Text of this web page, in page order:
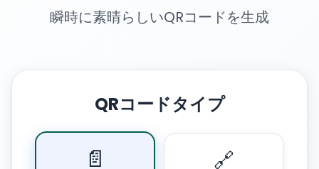
瞬時に素晴らしいQRコードを生成
QRコードタイプ
📄 🔗